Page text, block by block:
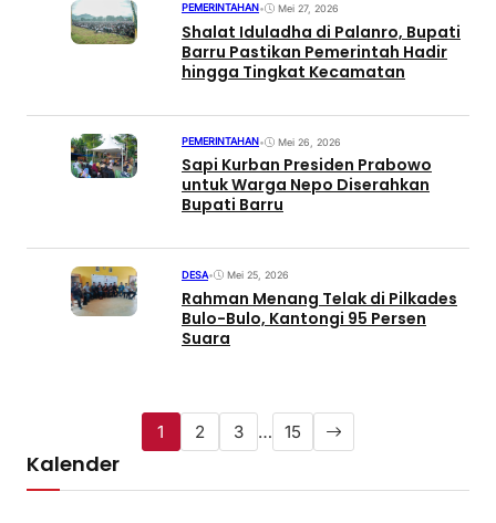
PEMERINTAHAN• Mei 27, 2026
Shalat Iduladha di Palanro, Bupati
Barru Pastikan Pemerintah Hadir
hingga Tingkat Kecamatan
PEMERINTAHAN• Mei 26, 2026
Sapi Kurban Presiden Prabowo
untuk Warga Nepo Diserahkan
Bupati Barru
DESA• Mei 25, 2026
Rahman Menang Telak di Pilkades
Bulo-Bulo, Kantongi 95 Persen
Suara
1 2 3 … 15
Kalender